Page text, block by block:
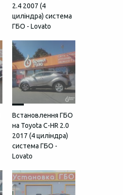
2.4 2007 (4
циліндра) система
ГБО - Lovato
Встановлення ГБО
на Toyota C-HR 2.0
2017 (4 циліндра)
система ГБО -
Lovato